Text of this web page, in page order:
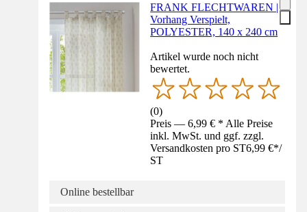
FRANK FLECHTWAREN |
Vorhang Verspielt,
POLYESTER, 140 x 240 cm
Artikel wurde noch nicht
bewertet.
(0)
Preis — 6,99 € * Alle Preise
inkl. MwSt. und ggf. zzgl.
Versandkosten pro ST6,99 €*/
ST
Online bestellbar